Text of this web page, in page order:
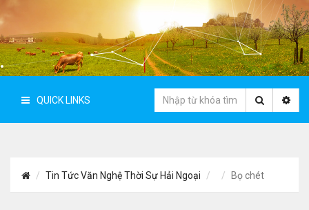
QUICK LINKS
Tin Tức Văn Nghệ Thời Sự Hải Ngoại Bọ chét